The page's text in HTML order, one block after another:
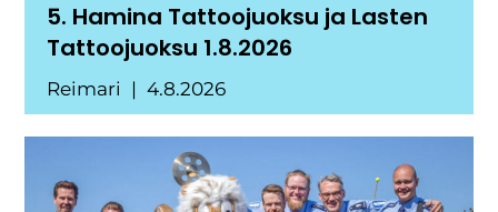
5. Hamina Tattoojuoksu ja Lasten
Tattoojuoksu 1.8.2026
Reimari 4.8.2026